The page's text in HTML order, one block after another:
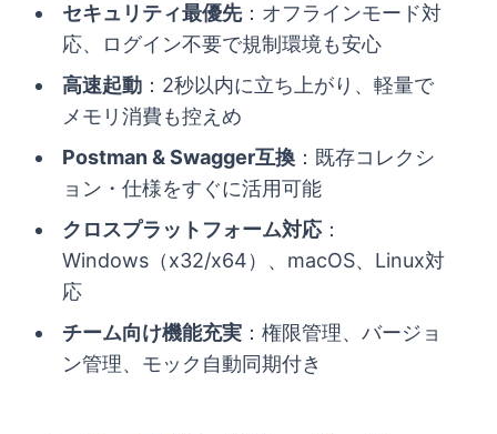
セキュリティ最優先：オフラインモード対
応、ログイン不要で規制環境も安心
高速起動：2秒以内に立ち上がり、軽量で
メモリ消費も控えめ
Postman & Swagger互換：既存コレクシ
ョン・仕様をすぐに活用可能
クロスプラットフォーム対応：
Windows（x32/x64）、macOS、Linux対
応
チーム向け機能充実：権限管理、バージョ
ン管理、モック自動同期付き